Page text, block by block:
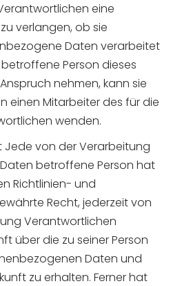
eine
verlangen, ob sie
Daten verarbeitet
Person dieses
nehmen, kann sie
einen Mitarbeiter des für die
wenden.
Jede von der Verarbeitung
betroffene Person hat
Richtlinien- und
Recht, jederzeit von
Verantwortlichen
über die zu seiner Person
Daten und
zu erhalten. Ferner hat